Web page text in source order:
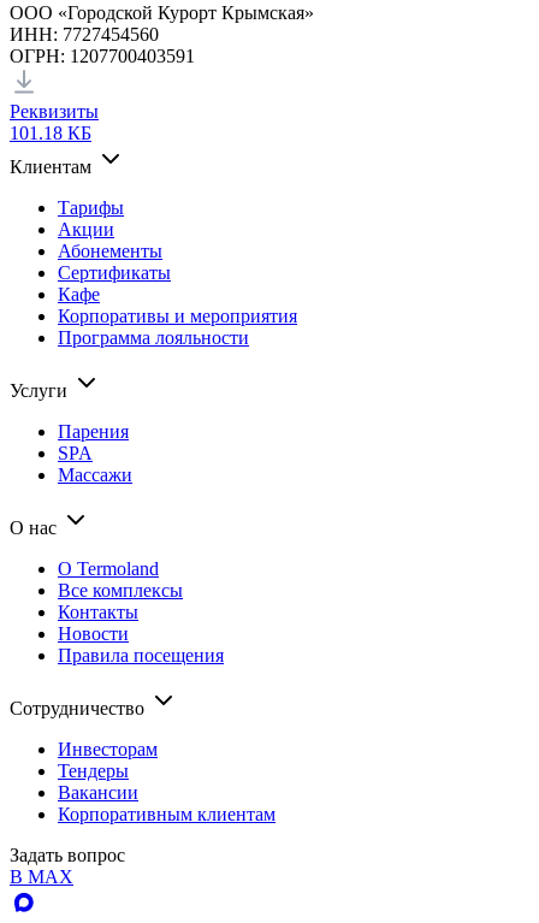
ООО «Городской Курорт Крымская»
ИНН: 7727454560
ОГРН: 1207700403591
Реквизиты
101.18 КБ
Клиентам
Тарифы
Акции
Абонементы
Сертификаты
Кафе
Корпоративы и мероприятия
Программа лояльности
Услуги
Парения
SPA
Массажи
О нас
О Termoland
Все комплексы
Контакты
Новости
Правила посещения
Сотрудничество
Инвесторам
Тендеры
Вакансии
Корпоративным клиентам
Задать вопрос
В MAX